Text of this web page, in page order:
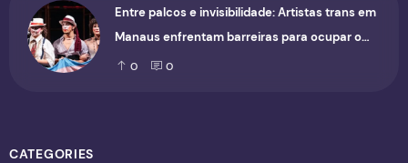
Entre palcos e invisibilidade: Artistas trans em
Manaus enfrentam barreiras para ocupar o
cenário cultural
0 0
CATEGORIES